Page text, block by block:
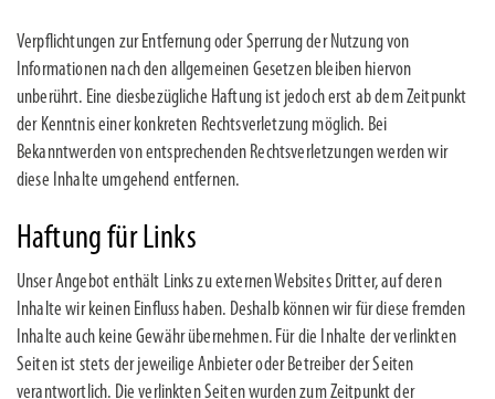
Verpflichtungen zur Entfernung oder Sperrung der Nutzung von
Informationen nach den allgemeinen Gesetzen bleiben hiervon
unberührt. Eine diesbezügliche Haftung ist jedoch erst ab dem Zeitpunkt
der Kenntnis einer konkreten Rechtsverletzung möglich. Bei
Bekanntwerden von entsprechenden Rechtsverletzungen werden wir
diese Inhalte umgehend entfernen.
Haftung für Links
Unser Angebot enthält Links zu externen Websites Dritter, auf deren
Inhalte wir keinen Einfluss haben. Deshalb können wir für diese fremden
Inhalte auch keine Gewähr übernehmen. Für die Inhalte der verlinkten
Seiten ist stets der jeweilige Anbieter oder Betreiber der Seiten
verantwortlich. Die verlinkten Seiten wurden zum Zeitpunkt der